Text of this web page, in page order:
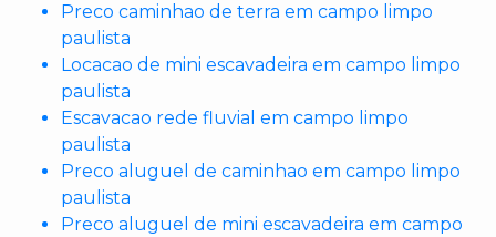
Preco caminhao de terra em campo limpo
paulista
Locacao de mini escavadeira em campo limpo
paulista
Escavacao rede fluvial em campo limpo
paulista
Preco aluguel de caminhao em campo limpo
paulista
Preco aluguel de mini escavadeira em campo